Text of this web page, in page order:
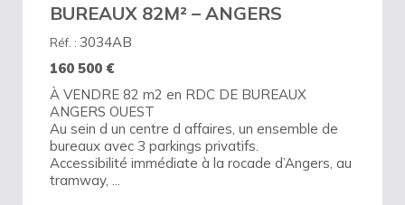
BUREAUX 82M² – ANGERS
Réf. : 3034AB
160 500 €
À VENDRE 82 m2 en RDC DE BUREAUX
ANGERS OUEST
Au sein d un centre d affaires, un ensemble de
bureaux avec 3 parkings privatifs.
Accessibilité immédiate à la rocade d’Angers, au
tramway, ...